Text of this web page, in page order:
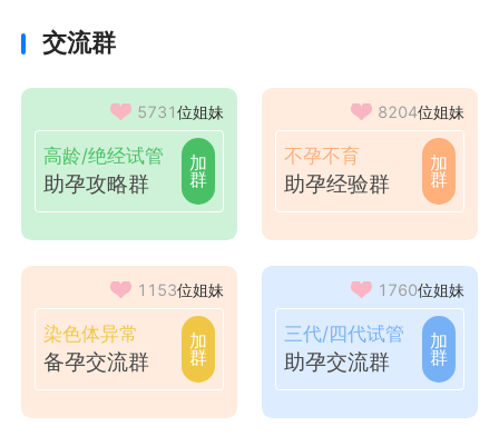
交流群
5731位姐妹
高龄/绝经试管
助孕攻略群
加
群
8204位姐妹
不孕不育
助孕经验群
加
群
1153位姐妹
染色体异常
备孕交流群
加
群
1760位姐妹
三代/四代试管
助孕交流群
加
群